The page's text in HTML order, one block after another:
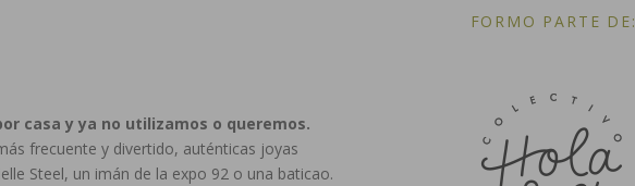
casa y ya no utilizamos o queremos.
frecuente y divertido, auténticas joyas
Steel, un imán de la expo 92 o una baticao.
FORMO PARTE DE: